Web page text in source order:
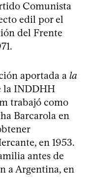
Comunista
edil por el
del Frente
aportada a la
la INDDHH
trabajó como
Barcarola en
en 1953.
antes de
a Argentina, en